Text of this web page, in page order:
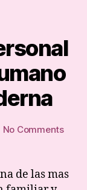
No Commentson
de las mas